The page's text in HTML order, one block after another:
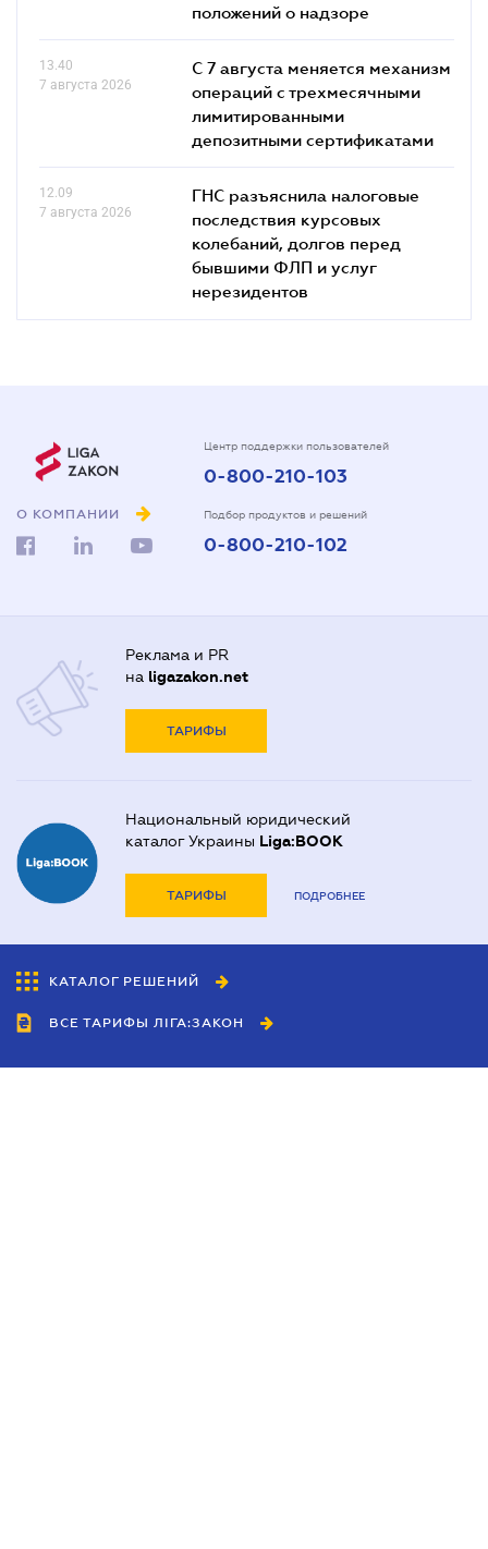
положений о надзоре
13.40
7 августа 2026
С 7 августа меняется механизм
операций с трехмесячными
лимитированными
депозитными сертификатами
12.09
7 августа 2026
ГНС разъяснила налоговые
последствия курсовых
колебаний, долгов перед
бывшими ФЛП и услуг
нерезидентов
О КОМПАНИИ
Центр поддержки пользователей
0-800-210-103
Подбор продуктов и решений
0-800-210-102
Реклама и PR
на ligazakon.net
ТАРИФЫ
Национальный юридический
каталог Украины Liga:BOOK
ТАРИФЫ ПОДРОБНЕЕ
КАТАЛОГ РЕШЕНИЙ
ВСЕ ТАРИФЫ ЛІГА:ЗАКОН